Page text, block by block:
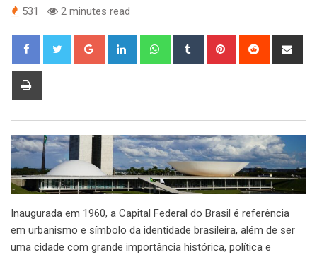
531
2 minutes read
Google+ LinkedIn WhatsappTumblr Pinterest Reddit
Inaugurada em 1960, a Capital Federal do Brasil é referência
em urbanismo e símbolo da identidade brasileira, além de ser
uma cidade com grande importância histórica, política e